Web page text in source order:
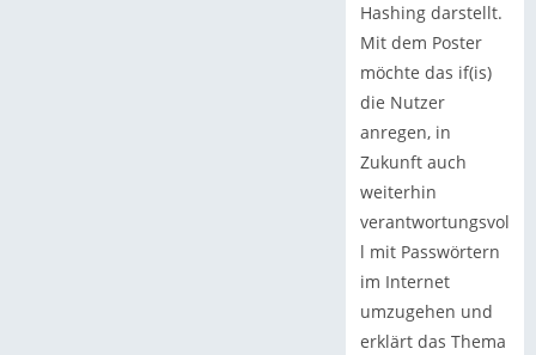
Hashing darstellt.
Mit dem Poster
möchte das if(is)
die Nutzer
anregen, in
Zukunft auch
weiterhin
verantwortungsvol
l mit Passwörtern
im Internet
umzugehen und
erklärt das Thema